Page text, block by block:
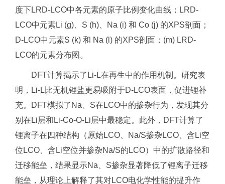
度下LRD-LCO中各元素的原子比例变化曲线；LRD-
LCO中元素Li (g)、S (h)、Na (i) 和 Co (j) 的XPS剖面；
D-LCO中元素S (k) 和 Na (l) 的XPS剖面；(m) LRD-
LCO的元素分布图。
DFT计算揭示了Li-L在再生中的作用机制。研究表
明，Li-L比无机锂盐更易吸附于D-LCO表面，促进锂补
充。DFT模拟了Na、S在LCO中的掺杂行为，发现其分
别在Li层和Li-Co-O-Li层中最稳定。此外，DFT计算了
锂离子在四种结构（原始LCO、Na/S掺杂LCO、含Li空
位LCO、含Li空位并掺杂Na/S的LCO）中的扩散路径和
迁移能垒，结果显示Na、S掺杂显著降低了锂离子迁移
能垒，从理论上解释了其对LCO电化学性能的提升作